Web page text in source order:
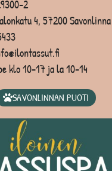
2
4, 57200 Savonlinna
klo 10-17 ja la 10-14
SAVONLINNAN PUOTI